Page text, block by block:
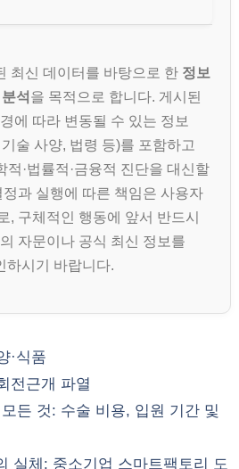
최신 데이터를 바탕으로 한 정보
석 을 목적으로 합니다. 게시된
에 따라 변동될 수 있는 정보
술 사양, 법령 등)를 포함하고
적·법률적·금융적 진단을 대신할
과 실행에 따른 책임은 사용자
, 구체적인 행동에 앞서 반드시
자문이나 공식 최신 정보를
하시기 바랍니다.
·식품
전근개 파열
든 것: 수술 비용, 입원 기간 및
실체: 중소기업 스마트팩토리 도